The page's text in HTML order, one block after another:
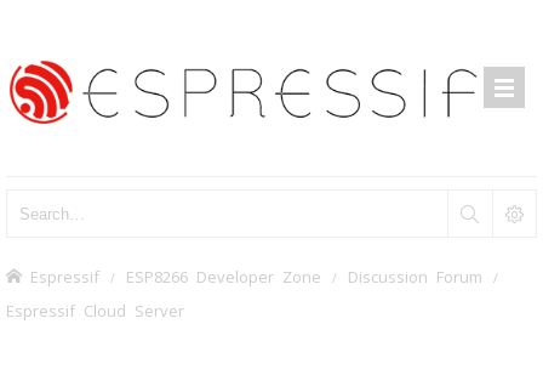
Espressif ESP8266 Developer Zone Discussion Forum
Espressif Cloud Server